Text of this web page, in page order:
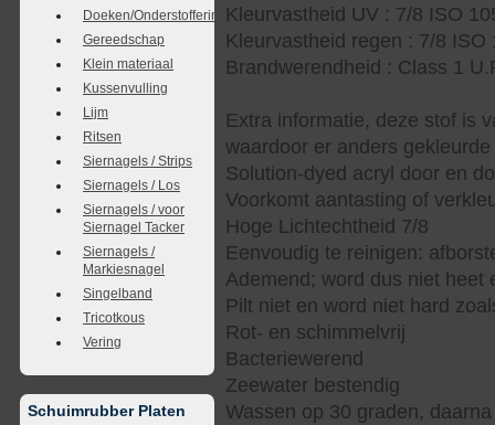
Doeken/Onderstoffering
Gereedschap
Klein materiaal
Kussenvulling
Lijm
Ritsen
Siernagels / Strips
Siernagels / Los
Siernagels / voor
Siernagel Tacker
Siernagels /
Markiesnagel
Singelband
Tricotkous
Vering
Schuimrubber Platen
Kleurvastheid UV : 7/8 ISO
Kleurvastheid regen : 7/8 ISO
Brandwerendheid : Class 1
Extra informatie, deze stof is
waardoor er anders
Solution-dyed acryl door en
Voorkomt aantasting of
Hoge Lichtechtheid 7/8
Eenvoudig te reinigen:
Ademend; word dus niet heet
Pilt niet en word niet hard
Rot- en schimmelvrij
Bacteriewerend
Zeewater bestendig
Wassen op 30 graden,